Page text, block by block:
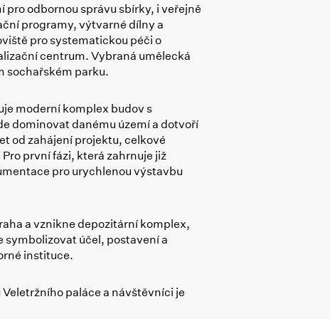
odbornou správu sbírky, i veřejně
programy, výtvarné dílny a
pro systematickou péči o
centrum. Vybraná umělecká
sochařském parku.
moderní komplex budov s
dominovat danému území a dotvoří
od zahájení projektu, celkové
první fázi, která zahrnuje již
pro urychlenou výstavbu
a vznikne depozitární komplex,
symbolizovat účel, postavení a
instituce.
paláce a návštěvníci je